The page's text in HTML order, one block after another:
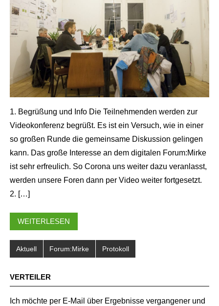
1. Begrüßung und Info Die Teilnehmenden werden zur
Videokonferenz begrüßt. Es ist ein Versuch, wie in einer
so großen Runde die gemeinsame Diskussion gelingen
kann. Das große Interesse an dem digitalen Forum:Mirke
ist sehr erfreulich. So Corona uns weiter dazu veranlasst,
werden unsere Foren dann per Video weiter fortgesetzt.
2. […]
WEITERLESEN
Aktuell Forum:Mirke Protokoll
VERTEILER
Ich möchte per E-Mail über Ergebnisse vergangener und